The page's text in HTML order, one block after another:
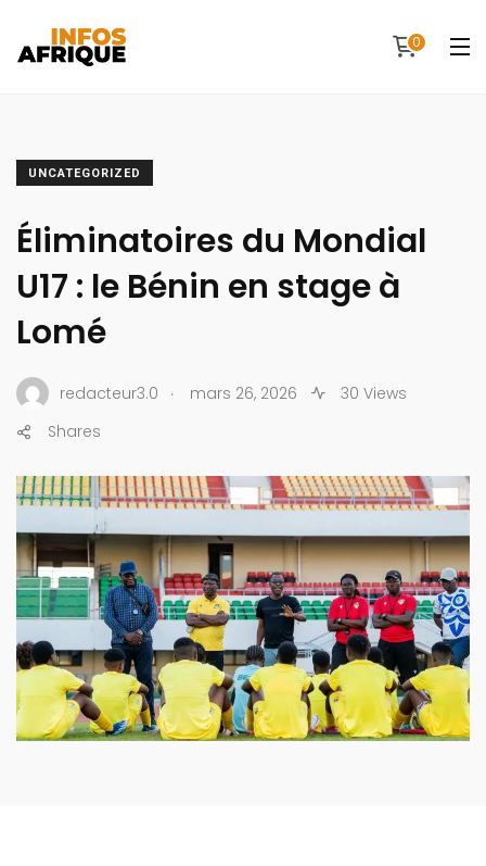
0
UNCATEGORIZED
Éliminatoires du Mondial
U17 : le Bénin en stage à
Lomé
redacteur3.0 . mars 26, 2026
30 Views
Shares